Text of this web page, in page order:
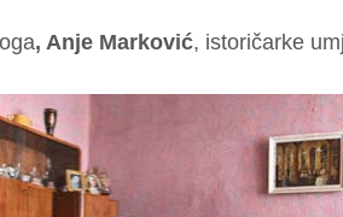
, Anje Marković, istoričarke